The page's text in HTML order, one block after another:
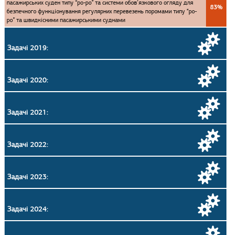
пасажирських суден типу “ро-ро” та системи обов’язкового огляду для
безпечного функціонування регулярних перевезень поромами типу “ро-
ро” та швидкісними пасажирськими суднами
83%
Задачі 2019:
Задачі 2020:
Задачі 2021:
Задачі 2022:
Задачі 2023:
Задачі 2024: